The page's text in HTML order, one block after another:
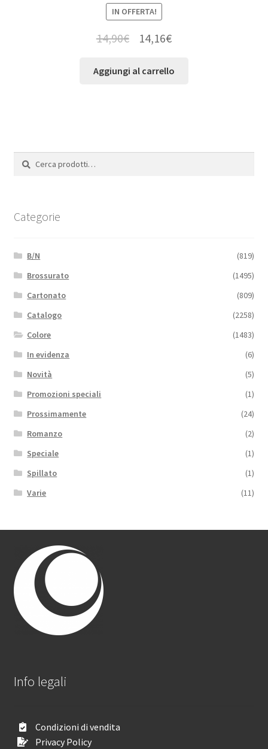
IN OFFERTA!
14,90€ 14,16€
Aggiungi al carrello
Cerca:
Cerca
Categorie
B/N
(819)
Brossurato
(1495)
Cartonato
(809)
Catalogo
(2258)
Colore
(1483)
In evidenza
(6)
Novità
(5)
Promozioni speciali
(1)
Prossimamente
(24)
Romanzo
(2)
Speciale
(1)
Spillato
(1)
Varie
(11)
Info legali
Condizioni di vendita
Privacy Policy